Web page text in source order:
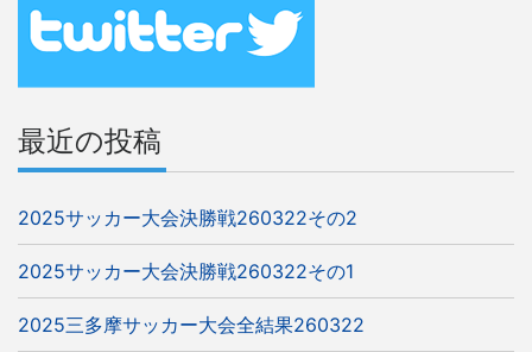
シ
最近の投稿
2025サッカー大会決勝戦260322その2
2025サッカー大会決勝戦260322その1
2025三多摩サッカー大会全結果260322